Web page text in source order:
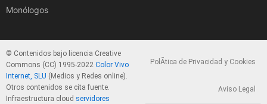
Monólogos
© Contenidos bajo licencia Creative
Commons (CC) 1995-2022 Color Vivo
Internet, SLU (Medios y Redes online).
Otros contenidos se cita fuente.
Infraestructura cloud servidores
PolÃ­tica de Privacidad y Cookies
Aviso Legal